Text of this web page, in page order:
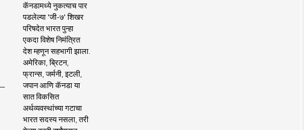
कॅनडामध्ये नुकत्याच पार
पडलेल्या 'जी-७' शिखर
परिषदेत भारत पुन्हा
एकदा विशेष निमंत्रित
देश म्हणून सहभागी झाला.
अमेरिका, ब्रिटन,
फ्रान्स, जर्मनी, इटली,
जपान आणि कॅनडा या
सात विकसित
अर्थव्यवस्थांच्या गटाचा
भारत सदस्य नसला, तरी